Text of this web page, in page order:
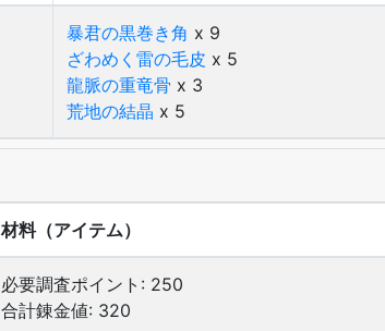
暴君の黒巻き角 x 9
ざわめく雷の毛皮 x 5
龍脈の重竜骨 x 3
荒地の結晶 x 5
材料（アイテム）
必要調査ポイント: 250
合計錬金値: 320